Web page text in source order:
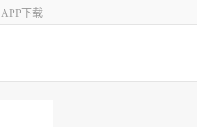
APP下载